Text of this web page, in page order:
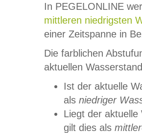
In PEGELONLINE
mittleren niedrigsten
einer Zeitspanne in
Die farblichen
aktuellen
Ist der aktuelle
als niedriger
Liegt der
gilt dies als